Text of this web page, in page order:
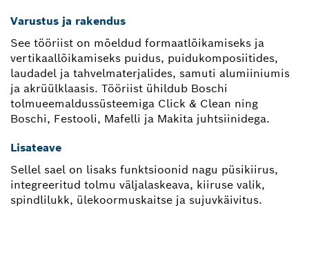
Varustus ja rakendus
See tööriist on mõeldud formaatlõikamiseks ja
vertikaallõikamiseks puidus, puidukomposiitides,
laudadel ja tahvelmaterjalides, samuti alumiiniumis
ja akrüülklaasis. Tööriist ühildub Boschi
tolmueemaldussüsteemiga Click & Clean ning
Boschi, Festooli, Mafelli ja Makita juhtsiinidega.
Lisateave
Sellel sael on lisaks funktsioonid nagu püsikiirus,
integreeritud tolmu väljalaskeava, kiiruse valik,
spindlilukk, ülekoormuskaitse ja sujuvkäivitus.